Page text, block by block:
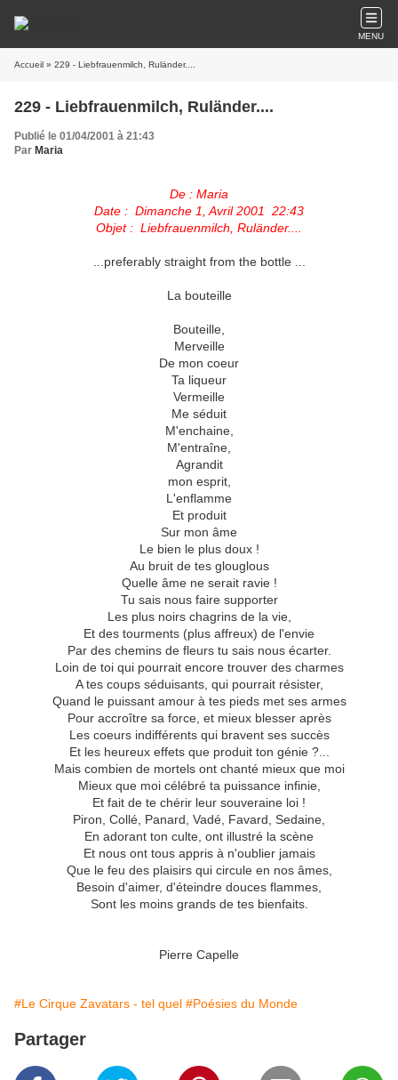
MENU
Accueil » 229 - Liebfrauenmilch, Ruländer....
229 - Liebfrauenmilch, Ruländer....
Publié le 01/04/2001 à 21:43
Par Maria
De : Maria
Date : Dimanche 1, Avril 2001 22:43
Objet : Liebfrauenmilch, Ruländer....
...preferably straight from the bottle ...
La bouteille
Bouteille,
Merveille
De mon coeur
Ta liqueur
Vermeille
Me séduit
M'enchaine,
M'entraîne,
Agrandit
mon esprit,
L'enflamme
Et produit
Sur mon âme
Le bien le plus doux !
Au bruit de tes glouglous
Quelle âme ne serait ravie !
Tu sais nous faire supporter
Les plus noirs chagrins de la vie,
Et des tourments (plus affreux) de l'envie
Par des chemins de fleurs tu sais nous écarter.
Loin de toi qui pourrait encore trouver des charmes
A tes coups séduisants, qui pourrait résister,
Quand le puissant amour à tes pieds met ses armes
Pour accroître sa force, et mieux blesser après
Les coeurs indifférents qui bravent ses succès
Et les heureux effets que produit ton génie ?...
Mais combien de mortels ont chanté mieux que moi
Mieux que moi célébré ta puissance infinie,
Et fait de te chérir leur souveraine loi !
Piron, Collé, Panard, Vadé, Favard, Sedaine,
En adorant ton culte, ont illustré la scène
Et nous ont tous appris à n'oublier jamais
Que le feu des plaisirs qui circule en nos âmes,
Besoin d'aimer, d'éteindre douces flammes,
Sont les moins grands de tes bienfaits.
Pierre Capelle
#Le Cirque Zavatars - tel quel #Poésies du Monde
Partager